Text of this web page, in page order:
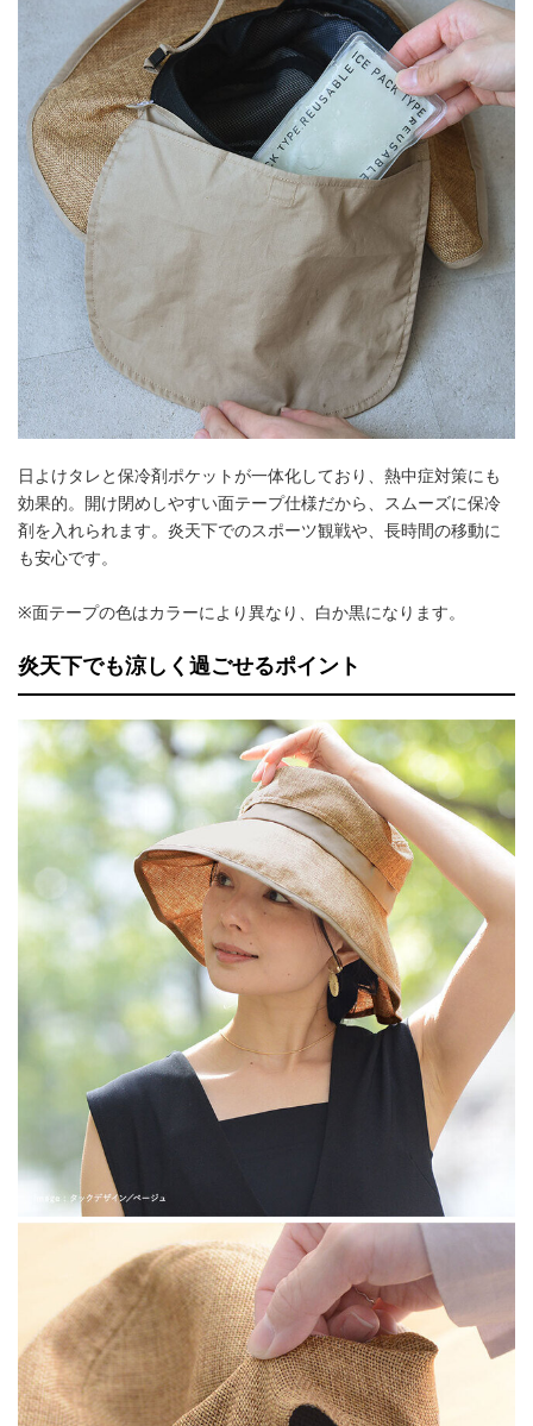
日よけタレと保冷剤ポケットが一体化しており、熱中症対策にも
効果的。開け閉めしやすい面テープ仕様だから、スムーズに保冷
剤を入れられます。炎天下でのスポーツ観戦や、長時間の移動に
も安心です。
※面テープの色はカラーにより異なり、白か黒になります。
炎天下でも涼しく過ごせるポイント